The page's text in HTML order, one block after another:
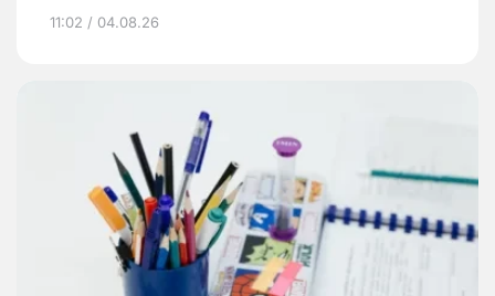
11:02 / 04.08.26